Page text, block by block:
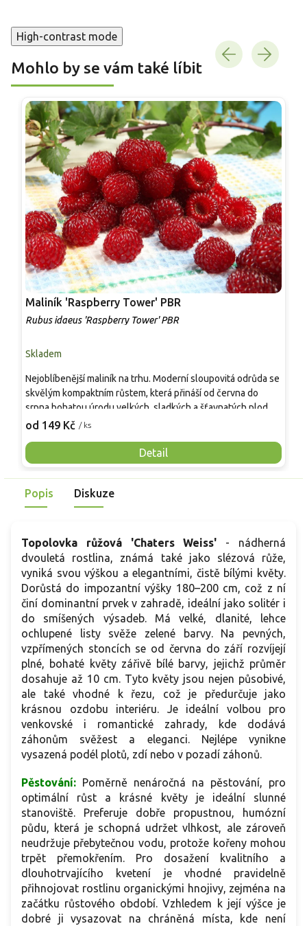
High-contrast mode
Mohlo by se vám také líbit
Maliník 'Raspberry Tower' PBR
Rubus idaeus 'Raspberry Tower' PBR
Skladem
od 149 Kč / ks
Detail
Nejoblíbenější maliník na trhu. Moderní sloupovitá odrůda se
skvělým kompaktním růstem, která přináší od června do
srpna bohatou úrodu velkých, sladkých a šťavnatých plodů.
Pevné vzpřímené výhony tvoří elegantní habitus bez
Mrazuvzdornost do −25 °C a spolehlivá vitalita z něj dělají
skvělou volbu pro každého pěstitele.
Popis Diskuze
Topolovka růžová 'Chaters Weiss' - nádherná
dvouletá rostlina, známá také jako slézová růže,
vyniká svou výškou a elegantními, čistě bílými květy.
Dorůstá do impozantní výšky 180–200 cm, což z ní
činí dominantní prvek v zahradě, ideální jako solitér i
do smíšených výsadeb. Má velké, dlanité, lehce
ochlupené listy svěže zelené barvy. Na pevných,
vzpřímených stoncích se od června do září rozvíjejí
plné, bohaté květy zářivě bílé barvy, jejichž průměr
dosahuje až 10 cm. Tyto květy jsou nejen působivé,
ale také vhodné k řezu, což je předurčuje jako
krásnou ozdobu interiéru. Je ideální volbou pro
venkovské i romantické zahrady, kde dodává
záhonům svěžest a eleganci. Nejlépe vynikne
vysazená podél plotů, zdí nebo v pozadí záhonů.
Pěstování: Poměrně nenáročná na pěstování, pro
optimální růst a krásné květy je ideální slunné
stanoviště. Preferuje dobře propustnou, humózní
půdu, která je schopná udržet vlhkost, ale zároveň
neudržuje přebytečnou vodu, protože kořeny mohou
trpět přemokřením. Pro dosažení kvalitního a
dlouhotrvajícího kvetení je vhodné pravidelně
přihnojovat rostlinu organickými hnojivy, zejména na
začátku růstového období. Vzhledem k její výšce je
dobré ji vysazovat na chráněná místa, kde není